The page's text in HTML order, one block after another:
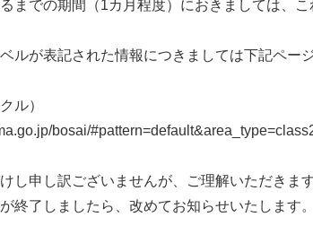
までの期間（1カ月程度）におきましては、
ルが表記された情報につきましては下記ペー
ル）
bosai/
し申し訳ございませんが、ご理解いただきま
終了しましたら、改めてお知らせいたします。